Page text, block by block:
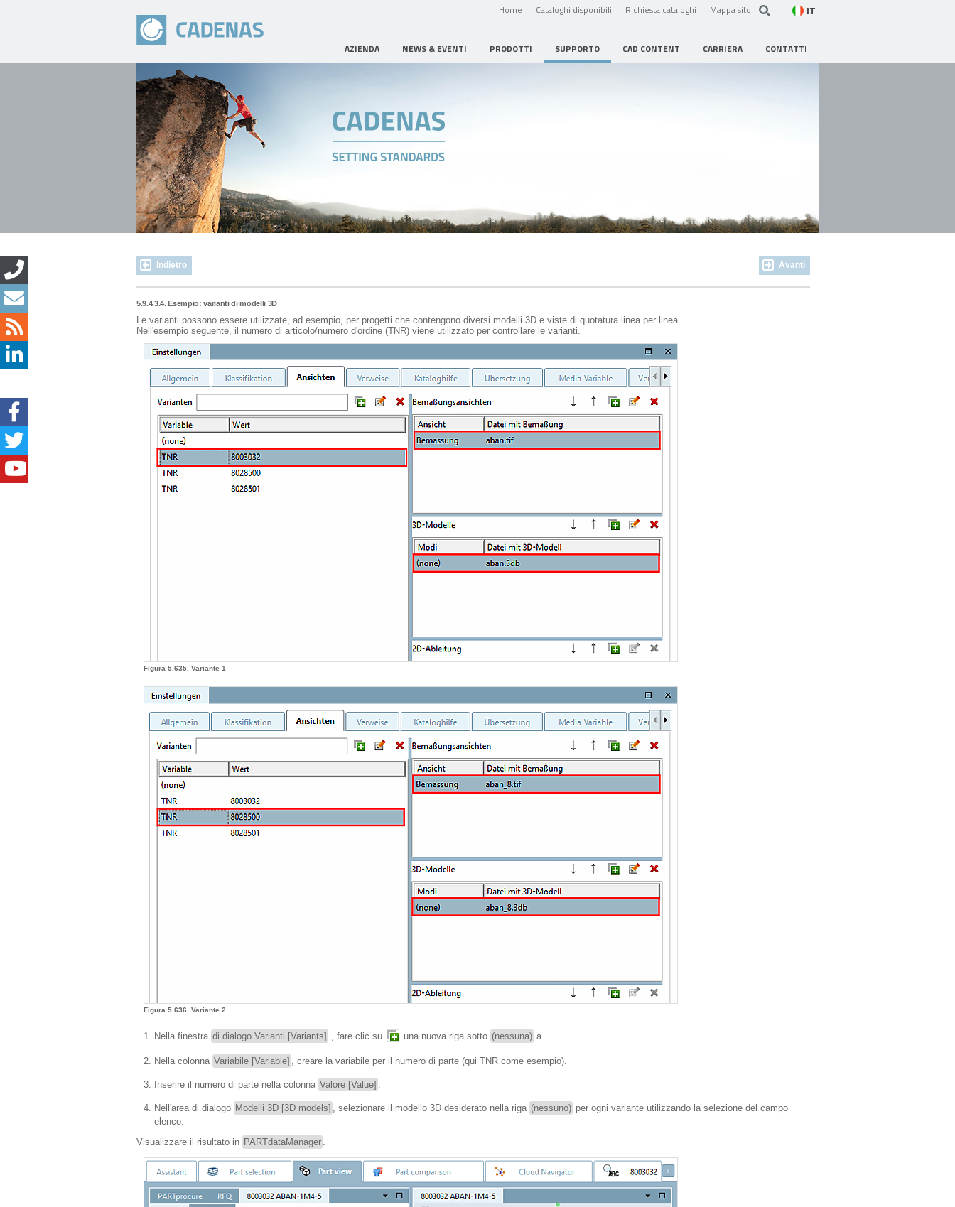
Home Cataloghi disponibili Richiesta cataloghi Mappa sito IT
AZIENDA NEWS & EVENTI PRODOTTI SUPPORTO CAD CONTENT CARRIERA CONTATTI
Indietro Avanti
5.9.4.3.4. Esempio: varianti di modelli 3D
Le varianti possono essere utilizzate, ad esempio, per progetti che contengono diversi modelli 3D e viste di quotatura linea per linea.
Nell'esempio seguente, il numero di articolo/numero d'ordine (TNR) viene utilizzato per controllare le varianti.
Figura 5.635. Variante 1
Figura 5.636. Variante 2
Nella finestra di dialogo Varianti [Variants] , fare clic su una nuova riga sotto (nessuna) a.
Nella colonna Variabile [Variable] , creare la variabile per il numero di parte (qui TNR come esempio).
Inserire il numero di parte nella colonna Valore [Value] .
Nell'area di dialogo Modelli 3D [3D models] , selezionare il modello 3D desiderato nella riga (nessuno) per ogni variante utilizzando la selezione del campo
elenco.
Visualizzare il risultato in PARTdataManager .